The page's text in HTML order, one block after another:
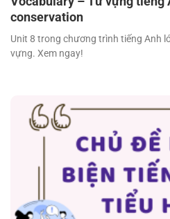
conservation
Unit 8 trong chương trình tiếng Anh
vựng. Xem ngay!